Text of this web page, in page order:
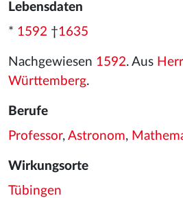
Lebensdaten
* 1592 †1635
Nachgewiesen 1592. Aus
Württemberg.
Berufe
Professor, Astronom,
Wirkungsorte
Tübingen